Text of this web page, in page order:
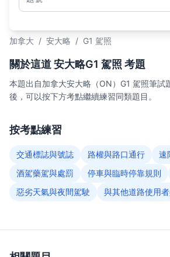
題號
加拿大 / 安大略 / G1 駕照
關於這道 安大略G1 駕照 考題
本題出自加拿大安大略（ON）G1 駕照筆試
後，可以按下方考點繼續練習同類題目。
按考點練習
交通標誌與號誌 路權與路口通行
速
酒駕藥駕與處罰
停車與臨時停靠規則
惡劣天氣與夜間駕駛
與其他道路使用